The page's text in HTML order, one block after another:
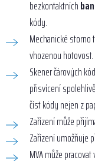
bezkontaktních
kódy.
Mechanické
vhozenou hotovost.
Skener čárových
přisvícení
číst kódy nejen z
Zařízení může
Zařízení umožňuje
MVA může